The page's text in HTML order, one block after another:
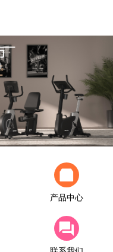
产品中心